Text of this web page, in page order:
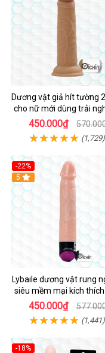
Dương vật giả hít tường
cho nữ mới dùng trải
thật
450.000₫
(1,729)
-22%
Hot
5
Lybaile dương vật rung
siêu mềm mại kích
mạnh
450.000₫
(1,441)
-18%